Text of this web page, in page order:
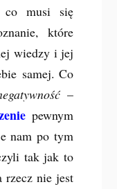
musi się
które
wiedzy i jej
samej. Co
–
pewnym
nam po tym
tak jak to
rzecz nie jest